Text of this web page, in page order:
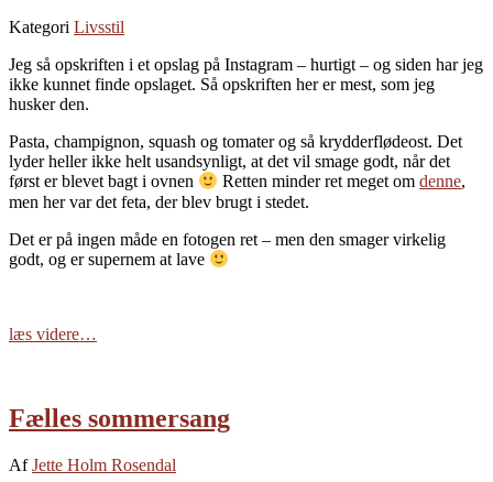
Kategori Livsstil
Jeg så opskriften i et opslag på Instagram – hurtigt – og siden har jeg
ikke kunnet finde opslaget. Så opskriften her er mest, som jeg
husker den.
Pasta, champignon, squash og tomater og så krydderflødeost. Det
lyder heller ikke helt usandsynligt, at det vil smage godt, når det
først er blevet bagt i ovnen
Retten minder ret meget omdenne,
men her var det feta, der blev brugt i stedet.
Det er på ingen måde en fotogen ret – men den smager virkelig
godt, og er supernem at lave
læs videre…
Fælles sommersang
AfJette Holm Rosendal